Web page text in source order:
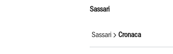
Sassari
Sassari Cronaca